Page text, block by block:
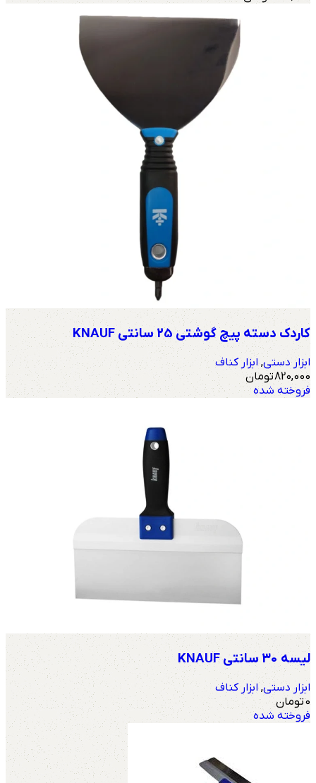
کاردک دسته پیچ گوشتی 25 سانتی KNAUF
ابزار دستی,ابزار کناف
820,000تومان
فروخته شده
لیسه 30 سانتی KNAUF
ابزار دستی,ابزار کناف
0تومان
فروخته شده